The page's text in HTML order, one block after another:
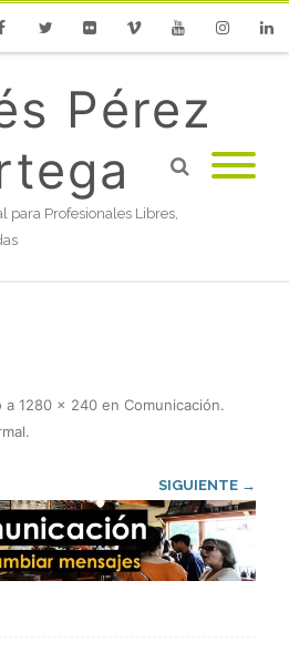
Pérez
para Profesionales Libres,
a 1280 × 240 en Comunicación.
.
SIGUIENTE →